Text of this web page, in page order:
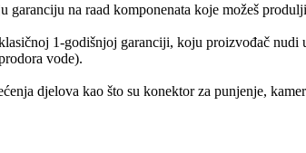
na raad komponenata koje možeš
1-godišnjoj garanciji, koju proizvođač
vode).
djelova kao što su konektor za punjenje,